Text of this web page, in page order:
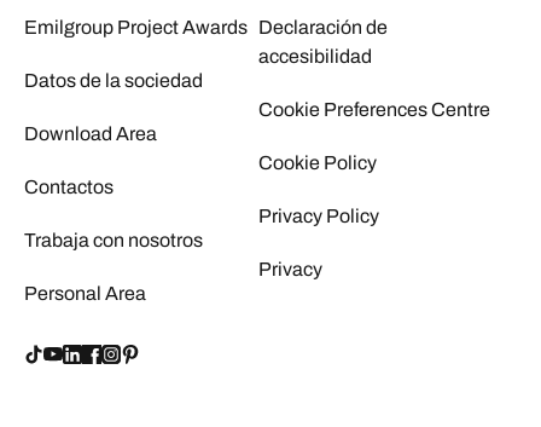
Emilgroup Project Awards
Datos de la sociedad
Download Area
Contactos
Trabaja con nosotros
Personal Area
Declaración de
accesibilidad
Cookie Preferences Centre
Cookie Policy
Privacy Policy
Privacy